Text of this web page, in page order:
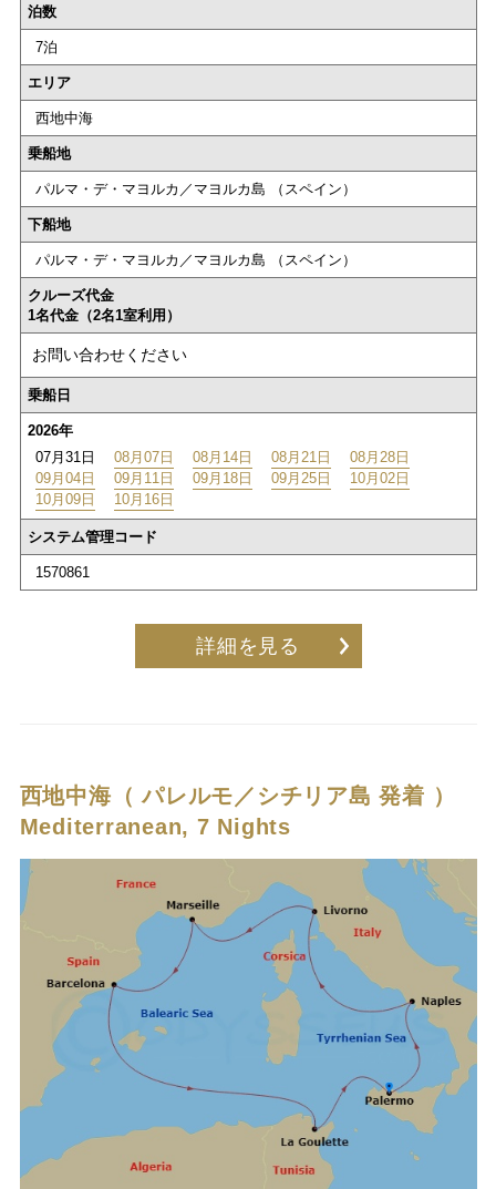
泊数
7泊
エリア
西地中海
乗船地
パルマ・デ・マヨルカ／マヨルカ島 （スペイン）
下船地
パルマ・デ・マヨルカ／マヨルカ島 （スペイン）
クルーズ代金
1名代金（2名1室利用）
お問い合わせください
乗船日
2026年
07月31日
08月07日 08月14日 08月21日
08月28日
09月04日
09月11日 09月18日 09月25日
10月02日
10月09日
10月16日
システム管理コード
1570861
詳細を見る
西地中海（ パレルモ／シチリア島 発着 ）
Mediterranean, 7 Nights